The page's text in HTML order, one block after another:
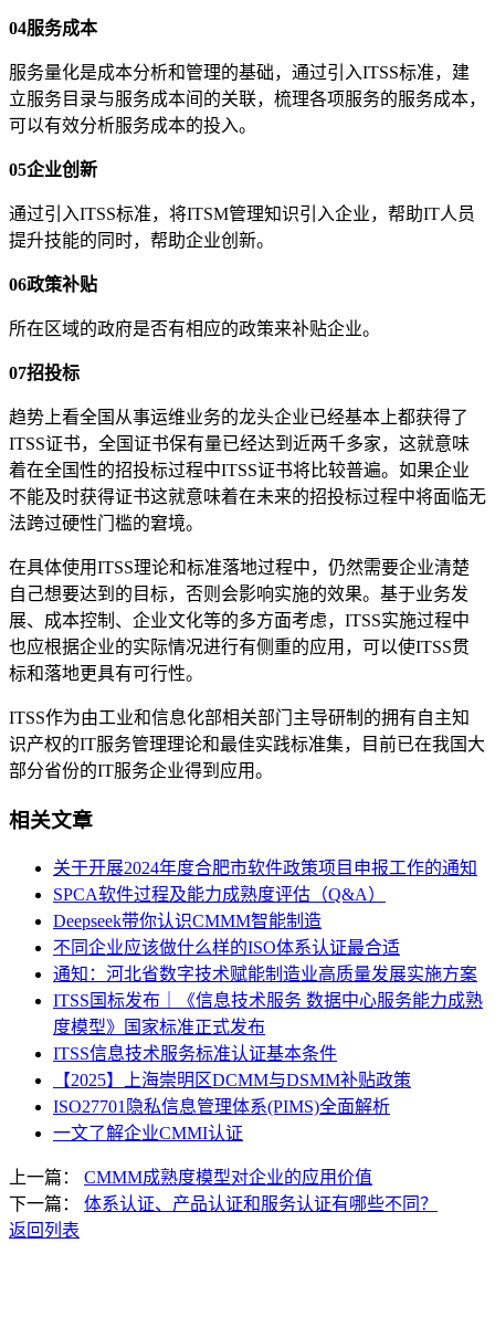
04服务成本
服务量化是成本分析和管理的基础，通过引入ITSS标准，建
立服务目录与服务成本间的关联，梳理各项服务的服务成本，
可以有效分析服务成本的投入。
05企业创新
通过引入ITSS标准，将ITSM管理知识引入企业，帮助IT人员
提升技能的同时，帮助企业创新。
06政策补贴
所在区域的政府是否有相应的政策来补贴企业。
07招投标
趋势上看全国从事运维业务的龙头企业已经基本上都获得了
ITSS证书，全国证书保有量已经达到近两千多家，这就意味
着在全国性的招投标过程中ITSS证书将比较普遍。如果企业
不能及时获得证书这就意味着在未来的招投标过程中将面临无
法跨过硬性门槛的窘境。
在具体使用ITSS理论和标准落地过程中，仍然需要企业清楚
自己想要达到的目标，否则会影响实施的效果。基于业务发
展、成本控制、企业文化等的多方面考虑，ITSS实施过程中
也应根据企业的实际情况进行有侧重的应用，可以使ITSS贯
标和落地更具有可行性。
ITSS作为由工业和信息化部相关部门主导研制的拥有自主知
识产权的IT服务管理理论和最佳实践标准集，目前已在我国大
部分省份的IT服务企业得到应用。
相关文章
关于开展2024年度合肥市软件政策项目申报工作的通知
SPCA软件过程及能力成熟度评估（Q&A）
Deepseek带你认识CMMM智能制造
不同企业应该做什么样的ISO体系认证最合适
通知：河北省数字技术赋能制造业高质量发展实施方案
ITSS国标发布｜《信息技术服务 数据中心服务能力成熟
度模型》国家标准正式发布
ITSS信息技术服务标准认证基本条件
【2025】上海崇明区DCMM与DSMM补贴政策
ISO27701隐私信息管理体系(PIMS)全面解析
一文了解企业CMMI认证
上一篇： CMMM成熟度模型对企业的应用价值
下一篇： 体系认证、产品认证和服务认证有哪些不同？
返回列表